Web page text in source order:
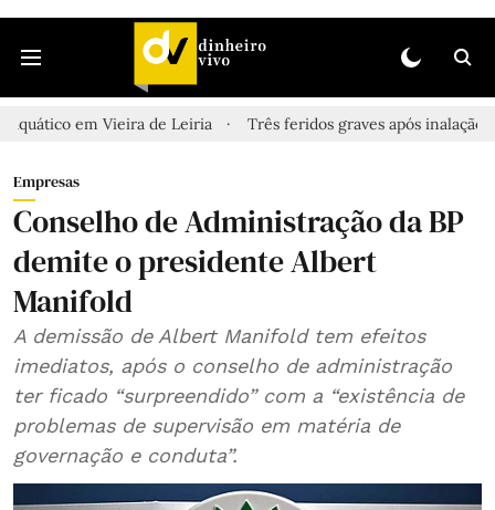
Vieira de Leiria Três feridos graves após inalação de vapores
Empresas
Conselho de Administração da BP
demite o presidente Albert
Manifold
A demissão de Albert Manifold tem efeitos
imediatos, após o conselho de administração
ter ficado “surpreendido” com a “existência de
problemas de supervisão em matéria de
governação e conduta”.